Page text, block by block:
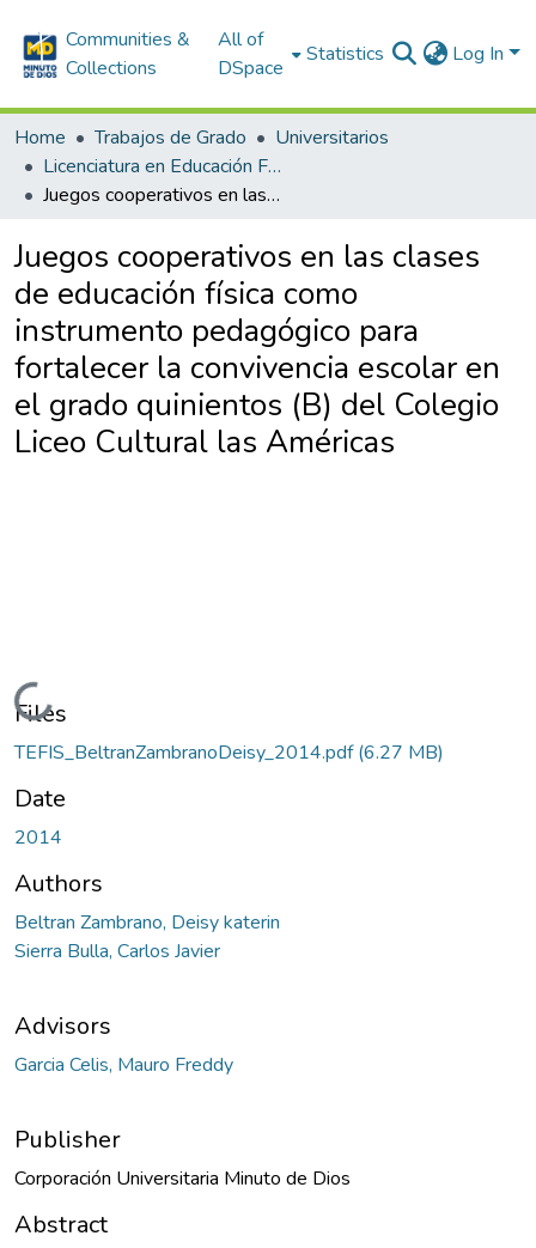
Communities &
Collections
All of
DSpace
Statistics Log In
Home Trabajos de Grado
Universitarios
Licenciatura en Educación Física
Juegos cooperativos en las clases de educación física como instrumento pedagógico para fortalecer la convivencia escolar en el grado quinientos (B) del Colegio Liceo Cultural las Américas
Juegos cooperativos en las clases
de educación física como
instrumento pedagógico para
fortalecer la convivencia escolar en
el grado quinientos (B) del Colegio
Liceo Cultural las Américas
Loading...
Files
TEFIS_BeltranZambranoDeisy_2014.pdf(6.27 MB)
Date
2014
Authors
Beltran Zambrano, Deisy katerin
Sierra Bulla, Carlos Javier
Advisors
Garcia Celis, Mauro Freddy
Publisher
Corporación Universitaria Minuto de Dios
Abstract